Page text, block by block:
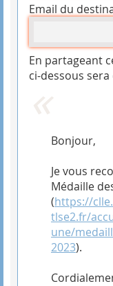
Email du
En partageant
ci-dessous sera
Bonjour,
Je vous
Médaille
(https://
tlse2.fr/
une/
2023).